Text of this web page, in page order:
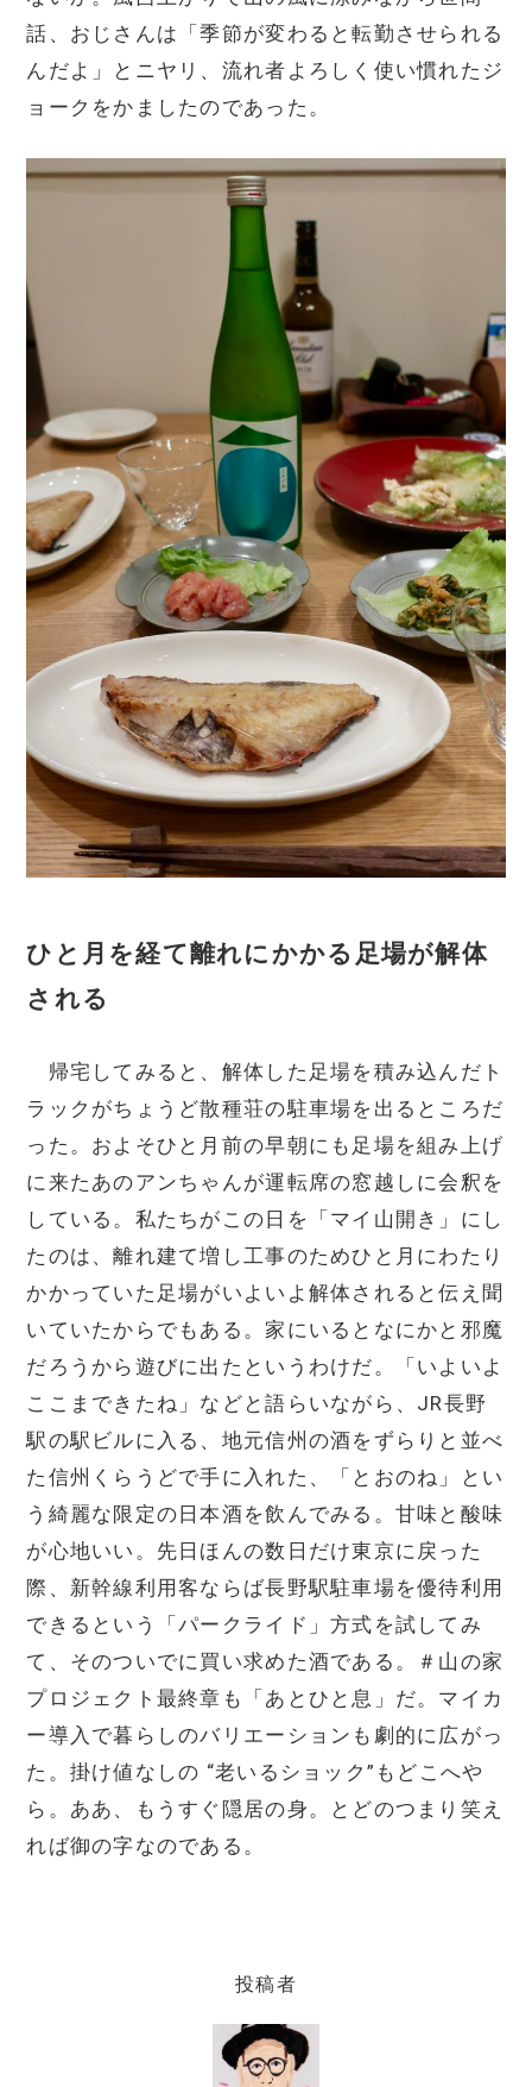
話、おじさんは「季節が変わると転勤させられる
んだよ」とニヤリ、流れ者よろしく使い慣れたジ
ョークをかましたのであった。
ひと月を経て離れにかかる足場が解体
される
帰宅してみると、解体した足場を積み込んだト
ラックがちょうど散種荘の駐車場を出るところだ
った。およそひと月前の早朝にも足場を組み上げ
に来たあのアンちゃんが運転席の窓越しに会釈を
している。私たちがこの日を「マイ山開き」にし
たのは、離れ建て増し工事のためひと月にわたり
かかっていた足場がいよいよ解体されると伝え聞
いていたからでもある。家にいるとなにかと邪魔
だろうから遊びに出たというわけだ。「いよいよ
ここまできたね」などと語らいながら、JR長野
駅の駅ビルに入る、地元信州の酒をずらりと並べ
た信州くらうどで手に入れた、「とおのね」とい
う綺麗な限定の日本酒を飲んでみる。甘味と酸味
が心地いい。先日ほんの数日だけ東京に戻った
際、新幹線利用客ならば長野駅駐車場を優待利用
できるという「パークライド」方式を試してみ
て、そのついでに買い求めた酒である。＃山の家
プロジェクト最終章も「あとひと息」だ。マイカ
ー導入で暮らしのバリエーションも劇的に広がっ
た。掛け値なしの “老いるショック”もどこへや
ら。ああ、もうすぐ隠居の身。とどのつまり笑え
れば御の字なのである。
投稿者